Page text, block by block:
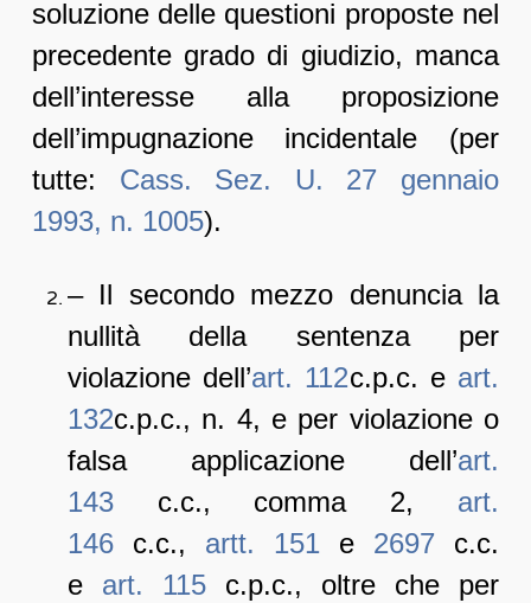
soluzione delle questioni proposte nel
precedente grado di giudizio, manca
dell’interesse alla proposizione
dell’impugnazione incidentale (per
tutte: Cass. Sez. U. 27 gennaio
1993, n. 1005).
– Il secondo mezzo denuncia la
nullità della sentenza per
violazione dell’art. 112c.p.c. e art.
132c.p.c., n. 4, e per violazione o
falsa applicazione dell’art.
143c.c., comma 2, art.
146c.c., artt. 151 e 2697 c.c.
e art. 115c.p.c., oltre che per